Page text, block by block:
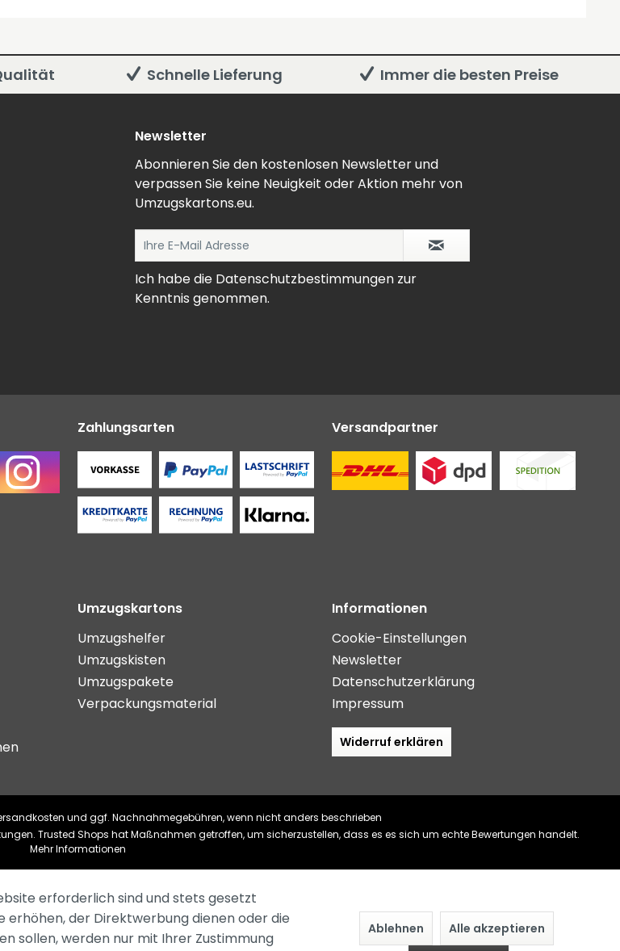
Schnelle Lieferung Immer die besten Preise
Newsletter
Abonnieren Sie den kostenlosen Newsletter und
verpassen Sie keine Neuigkeit oder Aktion mehr von
Umzugskartons.eu.
Ich habe die Datenschutzbestimmungen zur
Kenntnis genommen.
Zahlungsarten Versandpartner
Umzugskartons
Umzugshelfer
Umzugskisten
Umzugspakete
Verpackungsmaterial
Informationen
Cookie-Einstellungen
Newsletter
Datenschutzerklärung
Impressum
Widerruf erklären
und ggf. Nachnahmegebühren, wenn nicht anders beschrieben
Trusted Shops hat Maßnahmen getroffen, um sicherzustellen, dass es es sich um echte Bewertungen handelt.
Mehr Informationen
erforderlich sind und stets gesetzt
erhöhen, der Direktwerbung dienen oder die
sollen, werden nur mit Ihrer Zustimmung
Ablehnen Alle akzeptieren